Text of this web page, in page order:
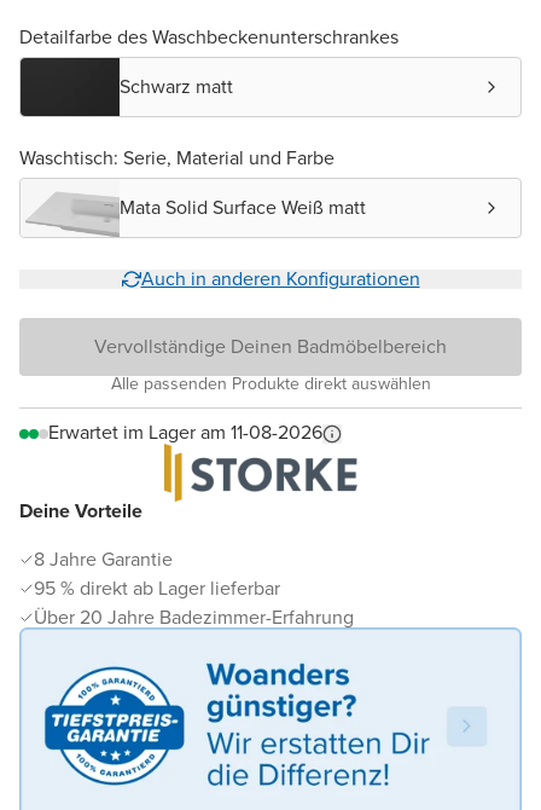
Deine Vorteile
8 Jahre Garantie
95 % direkt ab Lager lieferbar
Über 20 Jahre Badezimmer-Erfahrung
Detailfarbe des Waschbeckenunterschrankes
Schwarz matt
Waschtisch: Serie, Material und Farbe
Mata Solid Surface Weiß matt
Auch in anderen Konfigurationen
Vervollständige Deinen Badmöbelbereich
Alle passenden Produkte direkt auswählen
Erwartet im Lager am 11-08-2026